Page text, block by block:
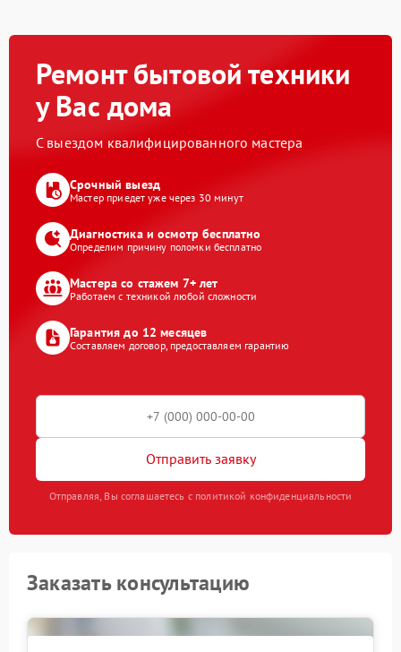
Ремонт бытовой техники
у Вас дома
С выездом квалифицированного мастера
Срочный выезд
Мастер приедет уже через 30 минут
Диагностика и осмотр бесплатно
Определим причину поломки бесплатно
Мастера со стажем 7+ лет
Работаем с техникой любой сложности
Гарантия до 12 месяцев
Составляем договор, предоставляем гарантию
Отправить заявку
Отправляя, Вы соглашаетесь с политикой конфиденциальности
Заказать консультацию